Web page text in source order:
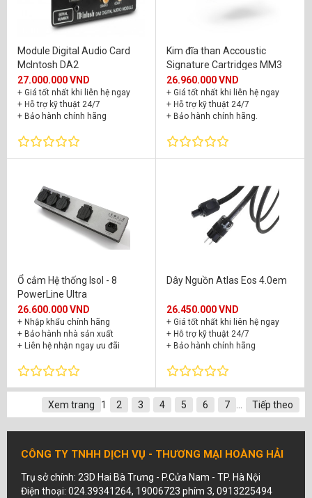
Module Digital Audio Card
McIntosh DA2
27.000.000 VND
+ Giá tốt nhất khi liên hệ ngay
+ Hỗ trợ kỹ thuật 24/7
+ Bảo hành chính hãng
Kim đĩa than Accoustic
Signature Cartridges MM3
26.960.000 VND
+ Giá tốt nhất khi liên hệ ngay
+ Hỗ trợ kỹ thuật 24/7
+ Bảo hành chính hãng.
Ổ cắm Hệ thống Isol - 8
PowerLine Ultra
26.600.000 VND
+ Nhập khẩu chính hãng
+ Bảo hành nhà sản xuất
+ Liên hệ nhận ngay ưu đãi
Dây Nguồn Atlas Eos 4.0em
26.450.000 VND
+ Giá tốt nhất khi liên hệ ngay
+ Hỗ trợ kỹ thuật 24/7
+ Bảo hành chính hãng
Xem trang 1 2 3 4 5 6 7 Tiếp theo
CÔNG TY TNHH DỊCH VỤ - THƯƠNG MẠI HOÀNG HẢI
Trụ sở chính: 23D Hai Bà Trưng - P.Cửa Nam - TP. Hà Nội
Điện thoại: 024.39341264, 19006723 phím 3, 0913225494